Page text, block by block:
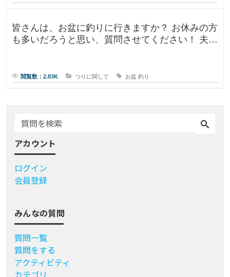
皆さんは、お盆に釣りに行きますか？ お休みの方
も多いだろうと思い、質問させてください！ 夫曰
閲覧数：2.83K つりに関して お盆 釣り
アカウント
ログイン
会員登録
みんなの質問
質問一覧
質問をする
アクティビティ
カテゴリ